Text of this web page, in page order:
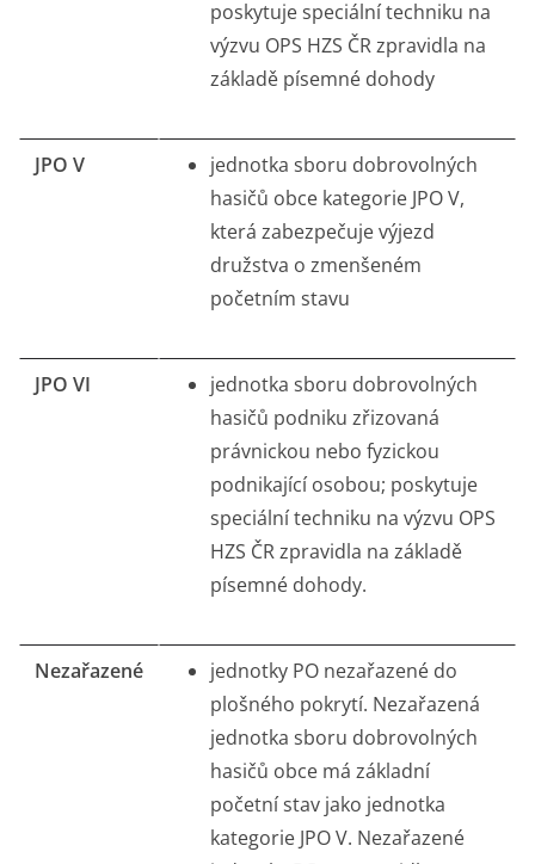
poskytuje speciální techniku na
výzvu OPS HZS ČR zpravidla na
základě písemné dohody
JPO V
jednotka sboru dobrovolných
hasičů obce kategorie JPO V,
která zabezpečuje výjezd
družstva o zmenšeném
početním stavu
JPO VI
jednotka sboru dobrovolných
hasičů podniku zřizovaná
právnickou nebo fyzickou
podnikající osobou; poskytuje
speciální techniku na výzvu OPS
HZS ČR zpravidla na základě
písemné dohody.
Nezařazené
jednotky PO nezařazené do
plošného pokrytí. Nezařazená
jednotka sboru dobrovolných
hasičů obce má základní
početní stav jako jednotka
kategorie JPO V. Nezařazené